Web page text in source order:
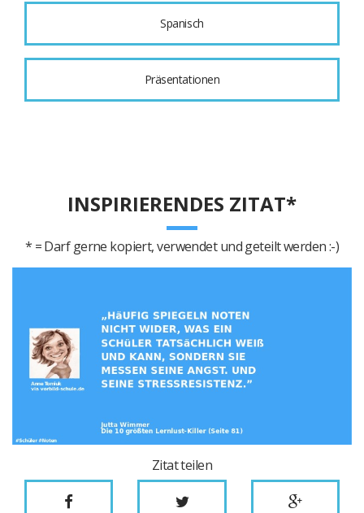
Spanisch
Präsentationen
INSPIRIERENDES ZITAT*
* = Darf gerne kopiert, verwendet und geteilt werden :-)
Zitat teilen